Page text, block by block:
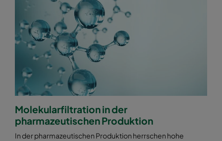
Molekularfiltration in der
pharmazeutischen Produktion
In der pharmazeutischen Produktion herrschen hohe